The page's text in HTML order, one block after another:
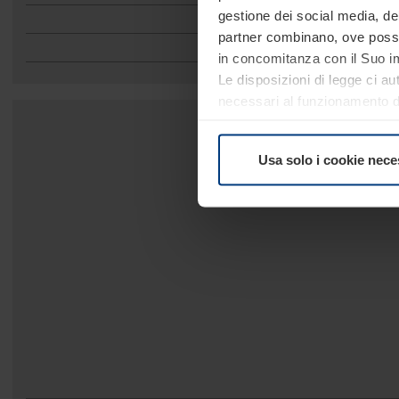
gestione dei social media,
partner combinano, ove
in concomitanza con il Suo
Le disposizioni di legge ci
necessari al funzionamento
Usa solo i cookie